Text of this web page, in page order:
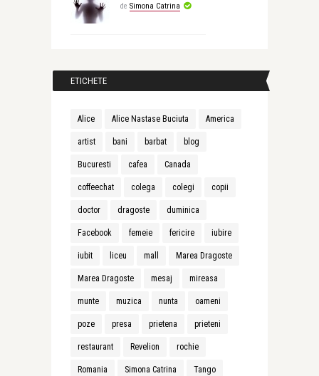
de Simona Catrina
ETICHETE
Alice Alice Nastase Buciuta America
artist bani barbat blog
Bucuresti cafea Canada
coffeechat colega colegi copii
doctor dragoste duminica
Facebook femeie fericire iubire
iubit liceu mall Marea Dragoste
Marea Dragoste mesaj mireasa
munte muzica nunta oameni
poze presa prietena prieteni
restaurant Revelion rochie
Romania Simona Catrina Tango